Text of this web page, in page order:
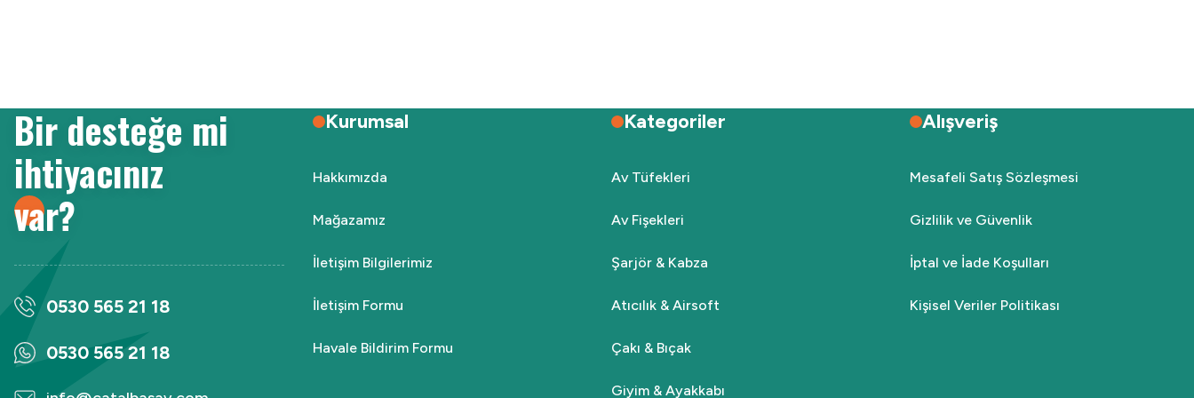
Bu ürüne benzer farklı alternatifler olmalı.
Bir desteğe mi
ihtiyacınız
var?
0530 565 21 18
0530 565 21 18
Kurumsal
Hakkımızda
Mağazamız
İletişim Bilgilerimiz
İletişim Formu
Havale Bildirim Formu
Kategoriler
Av Tüfekleri
Av Fişekleri
Şarjör & Kabza
Atıcılık & Airsoft
Çakı & Bıçak
Giyim & Ayakkabı
Alışveriş
Mesafeli Satış Sözleşmesi
Gizlilik ve Güvenlik
İptal ve İade Koşulları
Kişisel Veriler Politikası